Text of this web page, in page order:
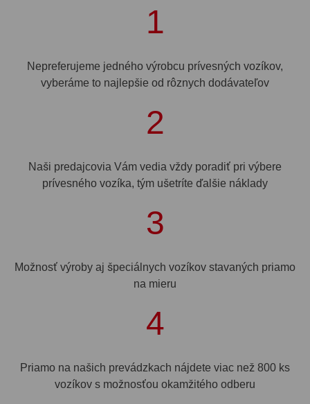
1
Nepreferujeme jedného výrobcu prívesných vozíkov,
vyberáme to najlepšie od rôznych dodávateľov
2
Naši predajcovia Vám vedia vždy poradiť pri výbere
prívesného vozíka, tým ušetríte ďalšie náklady
3
Možnosť výroby aj špeciálnych vozíkov stavaných priamo
na mieru
4
Priamo na našich prevádzkach nájdete viac než 800 ks
vozíkov s možnosťou okamžitého odberu